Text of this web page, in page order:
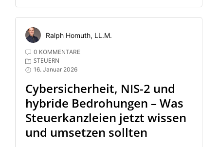
Ralph Homuth, LL.M.
0 KOMMENTARE
STEUERN
16. Januar 2026
Cybersicherheit, NIS-2 und
hybride Bedrohungen – Was
Steuerkanzleien jetzt wissen
und umsetzen sollten